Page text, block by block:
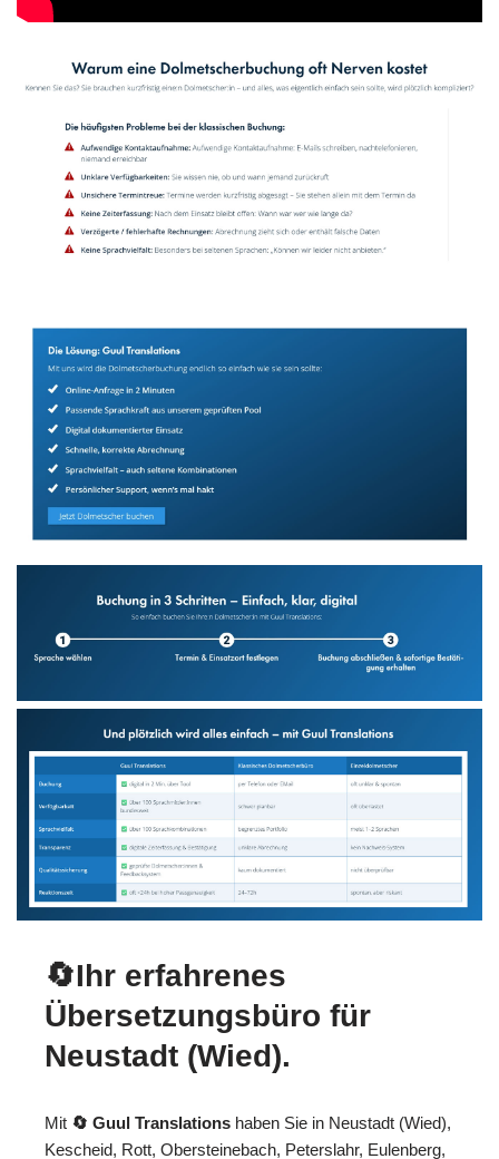
🔄Ihr erfahrenes
Übersetzungsbüro für
Neustadt (Wied).
Mit 🔄 Guul Translations haben Sie in Neustadt (Wied),
Kescheid, Rott, Obersteinebach, Peterslahr, Eulenberg,